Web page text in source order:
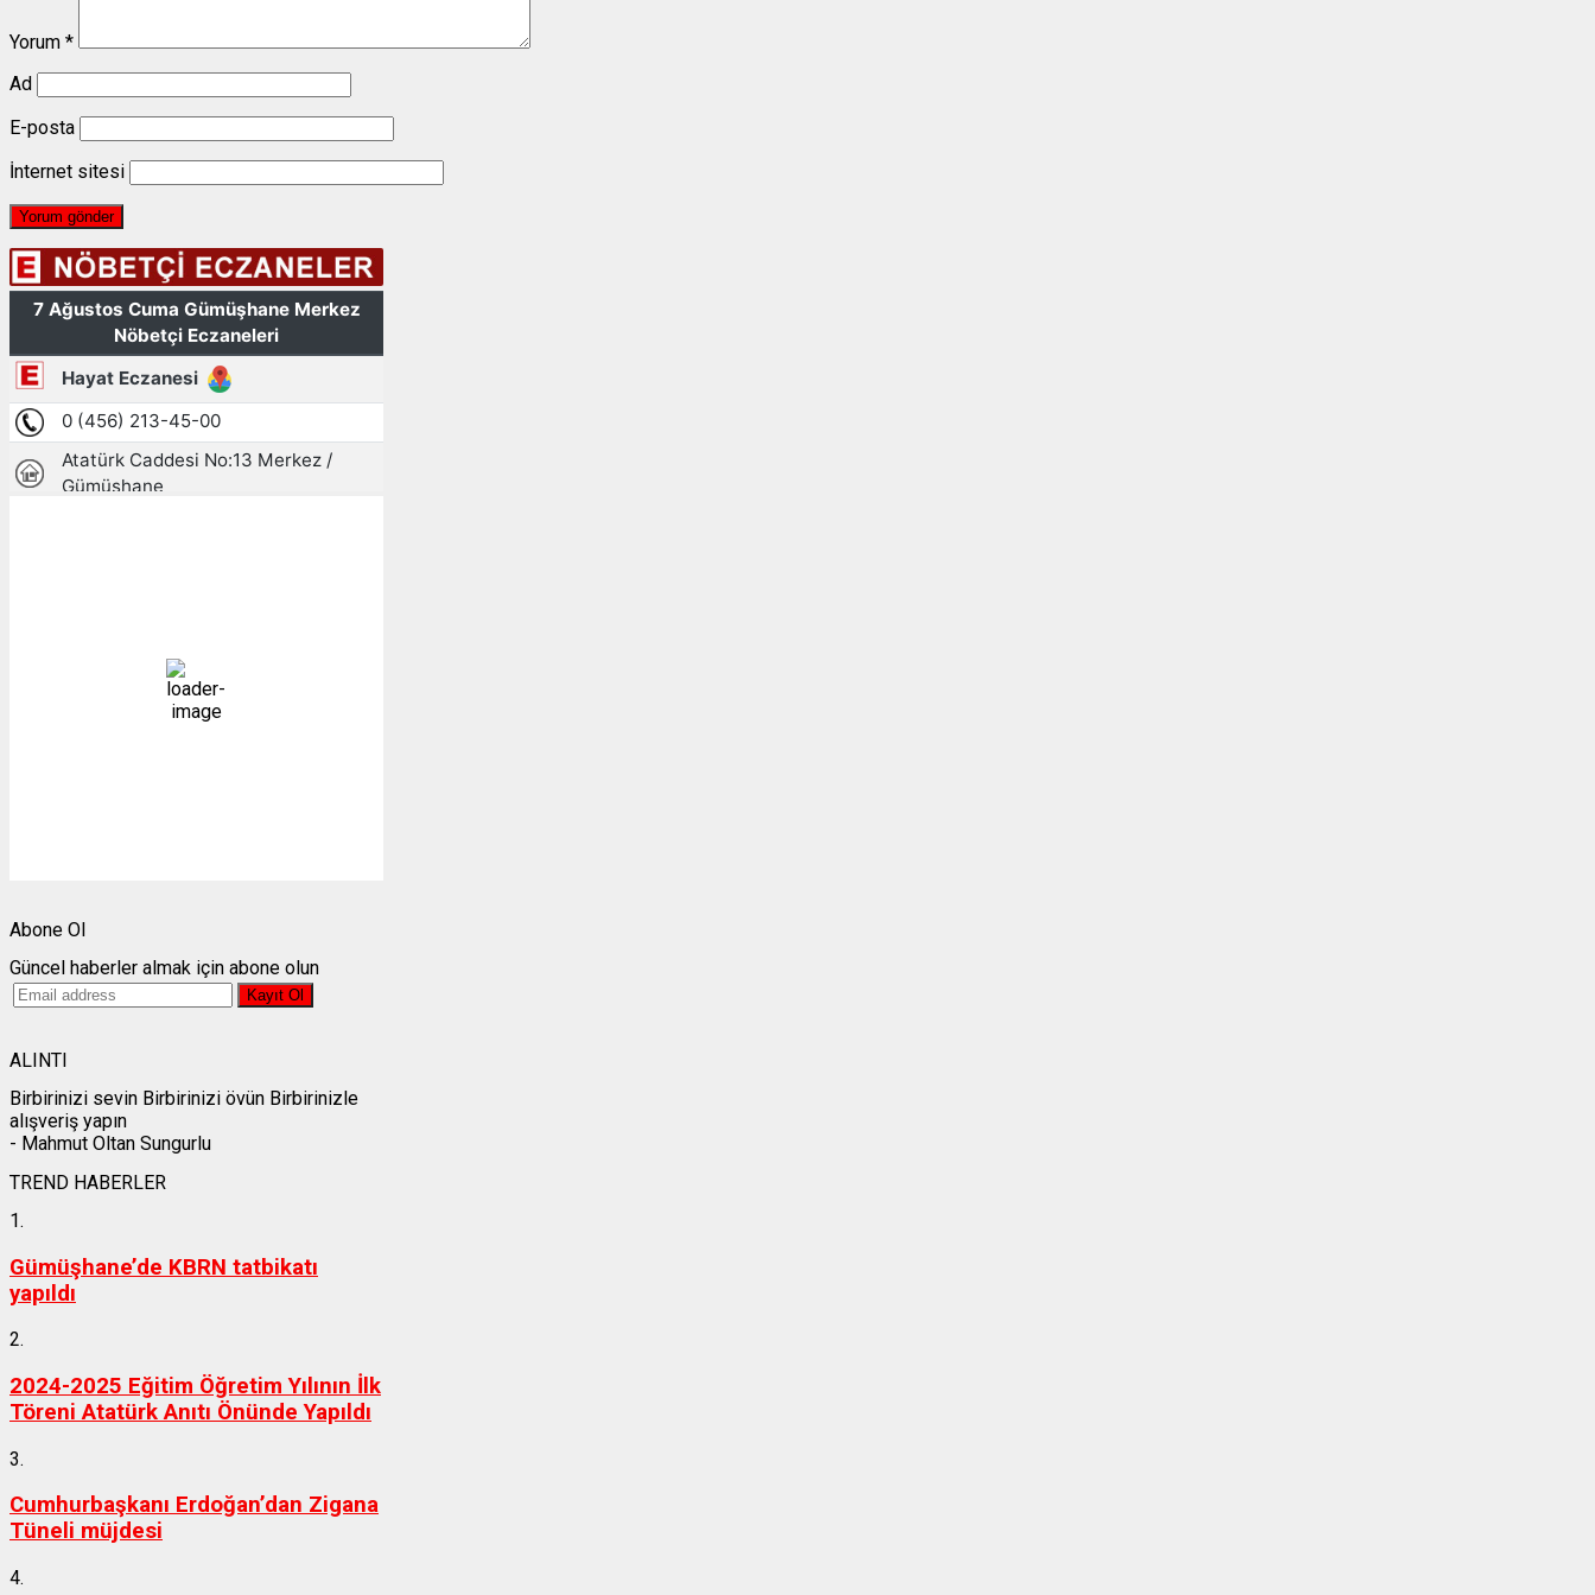
Yorum *
Ad
E-posta
İnternet sitesi
97 %
1011 mb
Abone Ol
Güncel haberler almak için abone olun
ALINTI
Birbirinizi sevin Birbirinizi övün Birbirinizle
alışveriş yapın
- Mahmut Oltan Sungurlu
TREND HABERLER
1.
Gümüşhane’de KBRN tatbikatı
yapıldı
2.
2024-2025 Eğitim Öğretim Yılının İlk
Töreni Atatürk Anıtı Önünde Yapıldı
3.
Cumhurbaşkanı Erdoğan’dan Zigana
Tüneli müjdesi
4.